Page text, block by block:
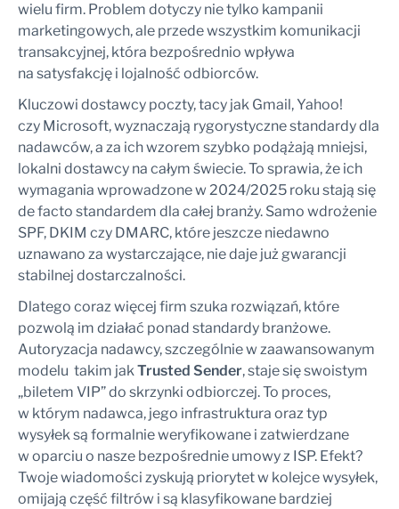
wielu firm. Problem dotyczy nie tylko kampanii
marketingowych, ale przede wszystkim komunikacji
transakcyjnej, która bezpośrednio wpływa
na satysfakcję i lojalność odbiorców.
Kluczowi dostawcy poczty, tacy jak Gmail, Yahoo!
czy Microsoft, wyznaczają rygorystyczne standardy dla
nadawców, a za ich wzorem szybko podążają mniejsi,
lokalni dostawcy na całym świecie. To sprawia, że ich
wymagania wprowadzone w 2024/2025 roku stają się
de facto standardem dla całej branży. Samo wdrożenie
SPF, DKIM czy DMARC, które jeszcze niedawno
uznawano za wystarczające, nie daje już gwarancji
stabilnej dostarczalności.
Dlatego coraz więcej firm szuka rozwiązań, które
pozwolą im działać ponad standardy branżowe.
Autoryzacja nadawcy, szczególnie w zaawansowanym
modelu takim jakTrusted Sender, staje się swoistym
„biletem VIP” do skrzynki odbiorczej. To proces,
w którym nadawca, jego infrastruktura oraz typ
wysyłek są formalnie weryfikowane i zatwierdzane
w oparciu o nasze bezpośrednie umowy z ISP. Efekt?
Twoje wiadomości zyskują priorytet w kolejce wysyłek,
omijają część filtrów i są klasyfikowane bardziej